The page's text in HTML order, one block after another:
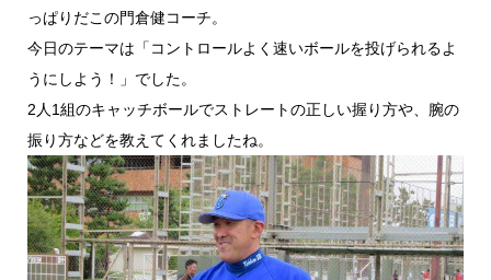
っぱりだこの門倉健コーチ。
今日のテーマは「コントロールよく速いボールを投げられるよ
うにしよう！」でした。
2人1組のキャッチボールでストレートの正しい握り方や、腕の
振り方などを教えてくれましたね。